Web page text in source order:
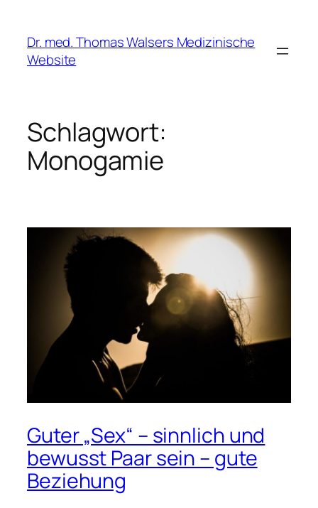
springen
Dr. med. Thomas Walsers Medizinische
Website
Schlagwort:
Monogamie
Guter „Sex“ – sinnlich und
bewusst Paar sein – gute
Beziehung